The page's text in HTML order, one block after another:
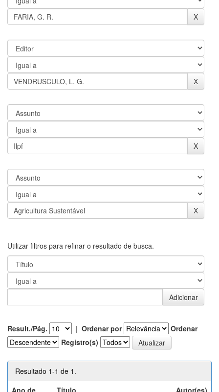
Utilizar filtros para refinar o resultado de busca.
Result./Pág. | Ordenar por
Ordenar
Registro(s)
Resultado 1-1 de 1.
Ano de
Título Autor(es)